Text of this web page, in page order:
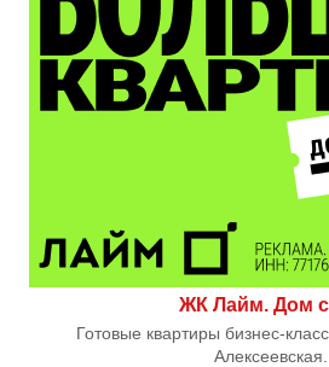
ЖК Лайм. Дом
Готовые квартиры бизнес-
Алексеевская.